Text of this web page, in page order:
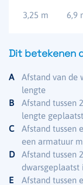
3,25 m 6,9
Dit betekenen
A
Afstand van de
lengte
B
Afstand tussen
lengte
C
Afstand tussen
een armatuur
D
Afstand tussen
dwarsgeplaatst
E
Afstand tussen